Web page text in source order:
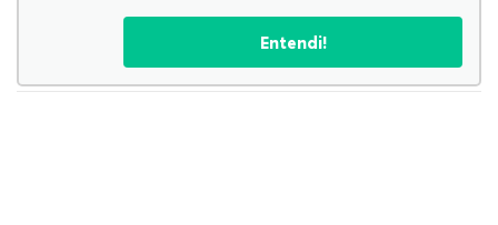
Confira endereços, telefones e horários, selecionando a
unidade abaixo:
Entendi!